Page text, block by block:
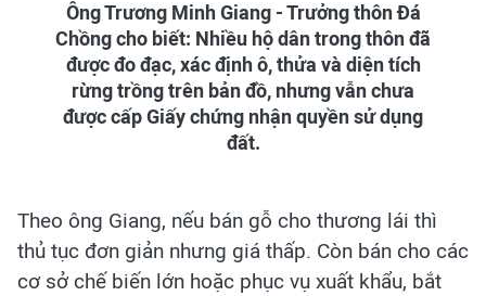
Ông Trương Minh Giang - Trưởng thôn Đá
Chồng cho biết: Nhiều hộ dân trong thôn đã
được đo đạc, xác định ô, thửa và diện tích
rừng trồng trên bản đồ, nhưng vẫn chưa
được cấp Giấy chứng nhận quyền sử dụng
đất.
Theo ông Giang, nếu bán gỗ cho thương lái thì
thủ tục đơn giản nhưng giá thấp. Còn bán cho các
cơ sở chế biến lớn hoặc phục vụ xuất khẩu, bắt